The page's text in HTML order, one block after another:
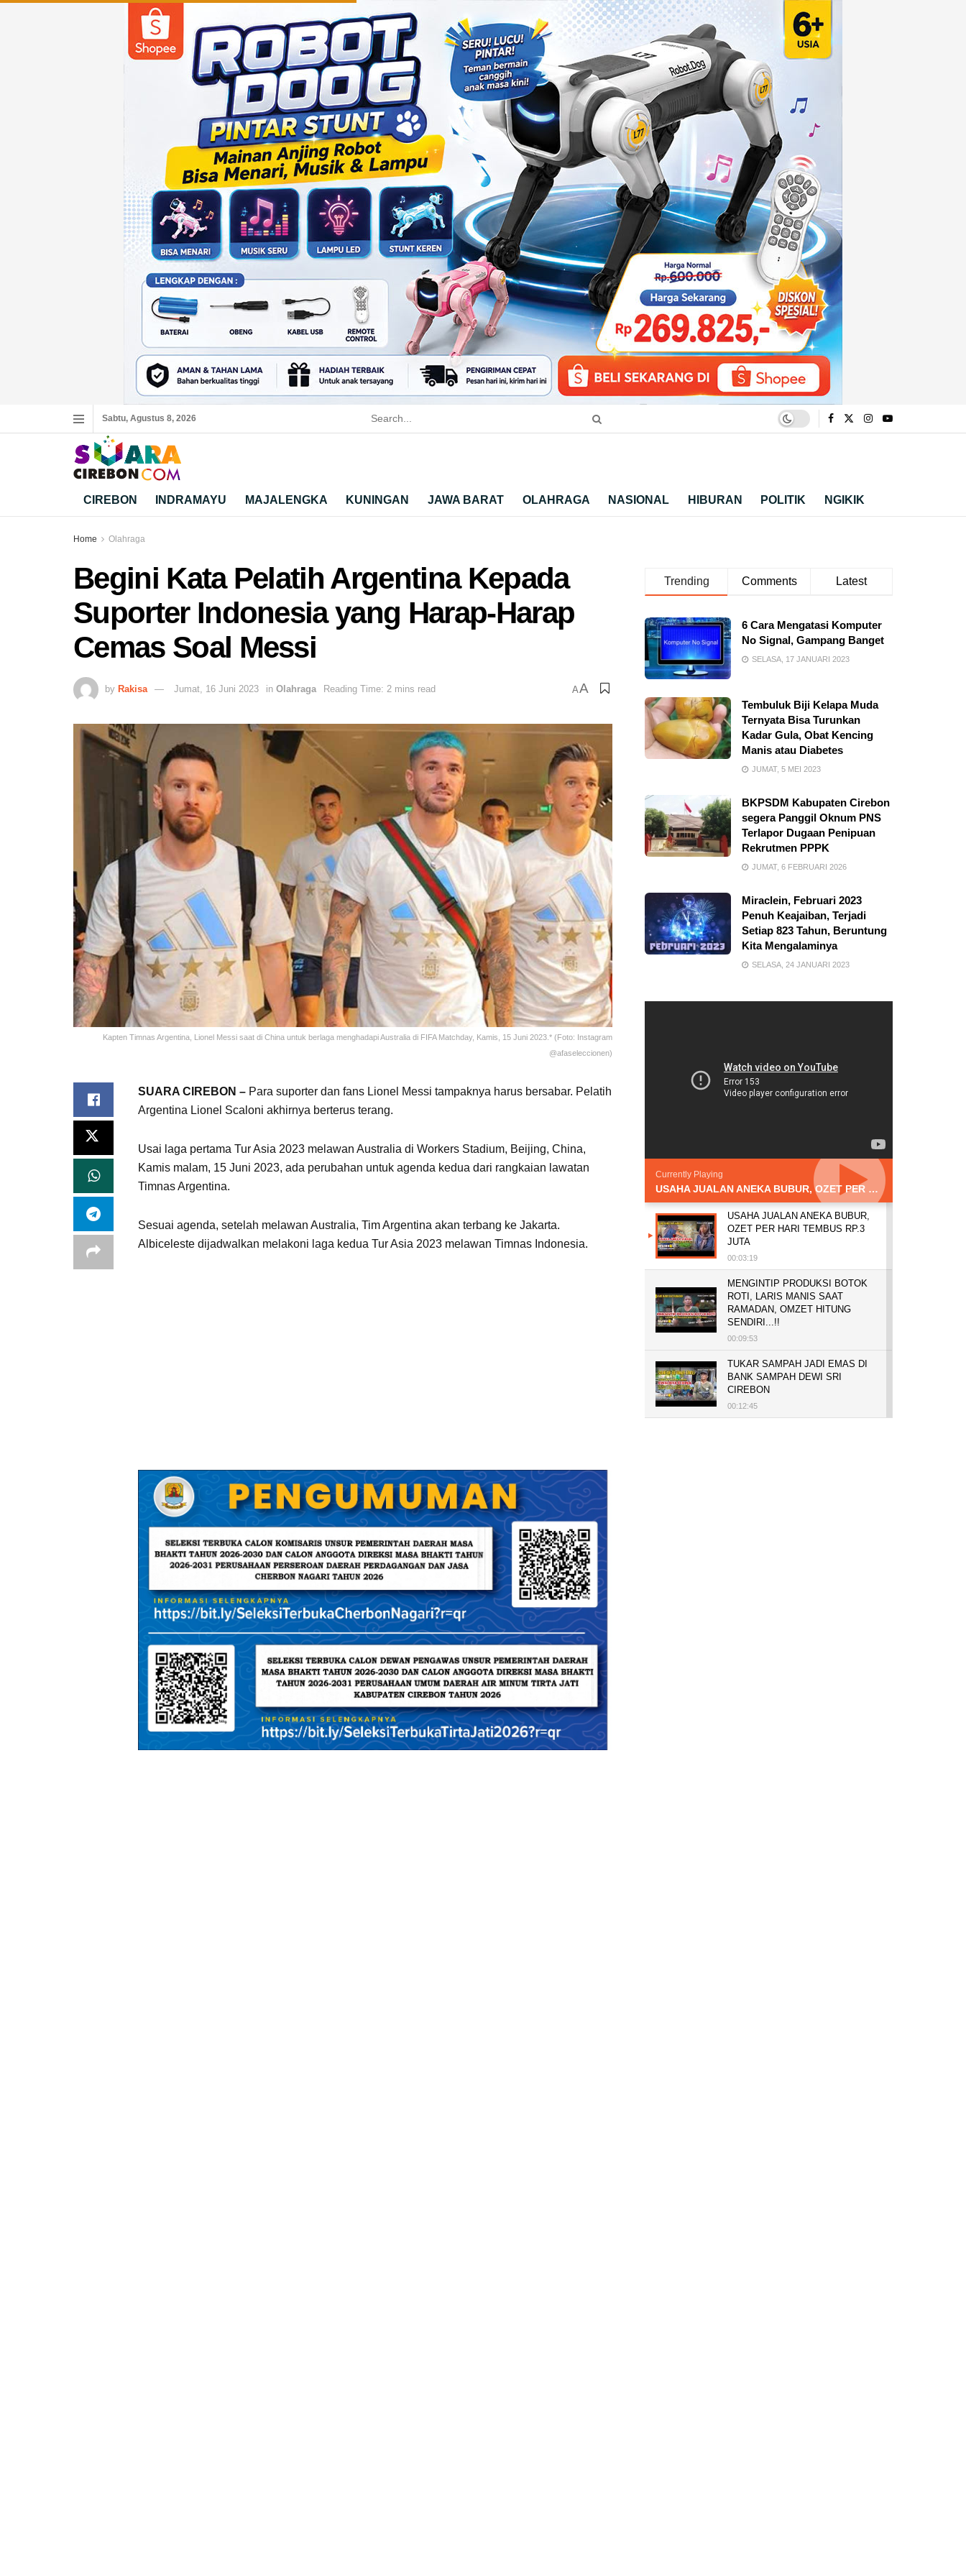
Sabtu, Agustus 8, 2026
CIREBON INDRAMAYU MAJALENGKA KUNINGAN JAWA BARAT OLAHRAGA NASIONAL HIBURAN POLITIK NGIKIK
Home Olahraga
Begini Kata Pelatih Argentina Kepada
Suporter Indonesia yang Harap-Harap
Cemas Soal Messi
by Rakisa Jumat, 16 Juni 2023 in Olahraga Reading Time: 2 mins read AA
Kapten Timnas Argentina, Lionel Messi saat di China untuk berlaga menghadapi Australia di FIFA Matchday, Kamis, 15 Juni 2023.* (Foto: Instagram
@afaseleccionen)
SUARA CIREBON – Para suporter dan fans Lionel Messi tampaknya harus bersabar. Pelatih
Argentina Lionel Scaloni akhirnya berterus terang.
Usai laga pertama Tur Asia 2023 melawan Australia di Workers Stadium, Beijing, China,
Kamis malam, 15 Juni 2023, ada perubahan untuk agenda kedua dari rangkaian lawatan
Timnas Argentina.
Sesuai agenda, setelah melawan Australia, Tim Argentina akan terbang ke Jakarta.
Albiceleste dijadwalkan melakoni laga kedua Tur Asia 2023 melawan Timnas Indonesia.
Trending Comments Latest
6 Cara Mengatasi Komputer
No Signal, Gampang Banget
SELASA, 17 JANUARI 2023
Tembuluk Biji Kelapa Muda
Ternyata Bisa Turunkan
Kadar Gula, Obat Kencing
Manis atau Diabetes
JUMAT, 5 MEI 2023
BKPSDM Kabupaten Cirebon
segera Panggil Oknum PNS
Terlapor Dugaan Penipuan
Rekrutmen PPPK
JUMAT, 6 FEBRUARI 2026
Miraclein, Februari 2023
Penuh Keajaiban, Terjadi
Setiap 823 Tahun, Beruntung
Kita Mengalaminya
SELASA, 24 JANUARI 2023
Currently Playing
USAHA JUALAN ANEKA BUBUR, OZET PER HARI TEMBUS RP.3 JUTA
USAHA JUALAN ANEKA BUBUR,
OZET PER HARI TEMBUS RP.3
JUTA
00:03:19
MENGINTIP PRODUKSI BOTOK
ROTI, LARIS MANIS SAAT
RAMADAN, OMZET HITUNG
SENDIRI...!!
00:09:53
TUKAR SAMPAH JADI EMAS DI
BANK SAMPAH DEWI SRI
CIREBON
00:12:45